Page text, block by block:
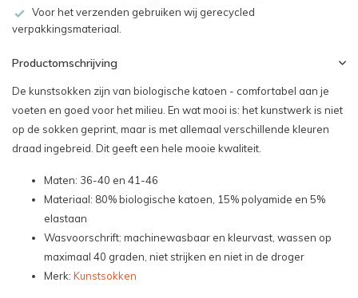
Voor het verzenden gebruiken wij gerecycled
verpakkingsmateriaal.
Productomschrijving
De kunstsokken zijn van biologische katoen - comfortabel aan je
voeten en goed voor het milieu. En wat mooi is: het kunstwerk is niet
op de sokken geprint, maar is met allemaal verschillende kleuren
draad ingebreid. Dit geeft een hele mooie kwaliteit.
Maten: 36-40 en 41-46
Materiaal: 80% biologische katoen, 15% polyamide en 5%
elastaan
Wasvoorschrift: machinewasbaar en kleurvast, wassen op
maximaal 40 graden, niet strijken en niet in de droger
Merk: Kunstsokken